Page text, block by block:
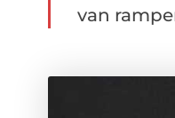
van